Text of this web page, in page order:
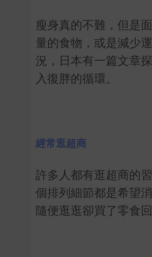
瘦身真的不難，但是
量的食物，或是減少
況，日本有一篇文章
入復胖的循環。
經常逛超商
許多人都有逛超商的
個排列細節都是希望
隨便逛逛卻買了零食